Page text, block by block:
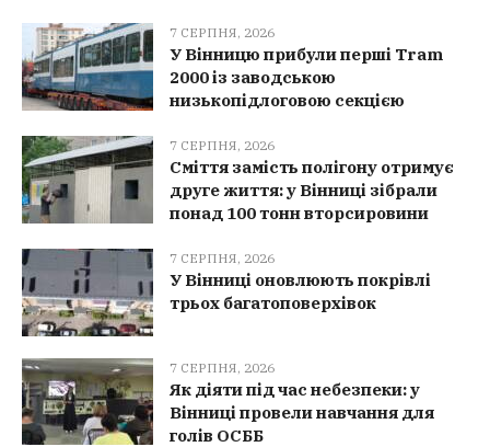
7 СЕРПНЯ, 2026
У Вінницю прибули перші Tram
2000 із заводською
низькопідлоговою секцією
7 СЕРПНЯ, 2026
Сміття замість полігону отримує
друге життя: у Вінниці зібрали
понад 100 тонн вторсировини
7 СЕРПНЯ, 2026
У Вінниці оновлюють покрівлі
трьох багатоповерхівок
7 СЕРПНЯ, 2026
Як діяти під час небезпеки: у
Вінниці провели навчання для
голів ОСББ